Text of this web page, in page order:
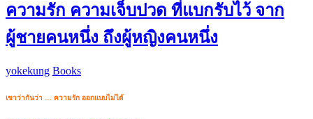
ความรัก ความเจ็บปวด ที่แบกรับไว้ จาก
ผู้ชายคนหนึ่ง ถึงผู้หญิงคนหนึ่ง
yokekung Books
เขาว่ากันว่า … ความรัก ออกแบบไม่ได้